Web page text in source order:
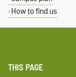
How to find us
THIS PAGE